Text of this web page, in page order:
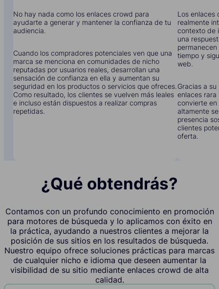
No hay nada como los enlaces crowd para
ayudarte a generar y mantener la confianza de tu
audiencia.
Cuando los compradores potenciales ven que una
marca se menciona en comunidades de nicho
reputadas por usuarios reales, desarrollan una
sensación de confianza en ella y aumentan su
seguridad en los productos o servicios que ofreces.
Como resultado, los clientes se vuelven más leales
e incluso están dispuestos a realizar compras
repetidas.
Los enlaces
realmente
contexto de
una
tiempo y
web.
Gracias a
enlaces rara
convierte en
altamente
presencia
clientes
oferta.
¿Qué obtendrás?
Contamos con un profundo conocimiento en promoción
para motores de búsqueda y lo aplicamos con éxito en
la práctica, ayudando a nuestros clientes a mejorar la
posición de sus sitios en los resultados de búsqueda.
Nuestro equipo ofrece soluciones prácticas para marcas
de cualquier nicho e idioma que deseen aumentar la
visibilidad de su sitio mediante enlaces crowd de alta
calidad.